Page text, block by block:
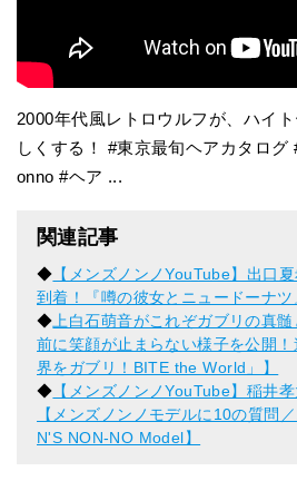
2000年代風レトロウルフが、ハイ
しくする！ #東京最旬ヘアカタロ
onno #ヘア ...
関連記事
◆ 【メンズノンノYouTube】出口
到着！『噂の彼女とニュードーナツ
◆ 上白石萌音がこれぞガブリの真
前に笑顔が止まらない様子を公開
界をガブリ！BITE the World」】
◆ 【メンズノンノYouTube】稲井
【メンズノンノモデルに10の質問
N'S NON-NO Model】